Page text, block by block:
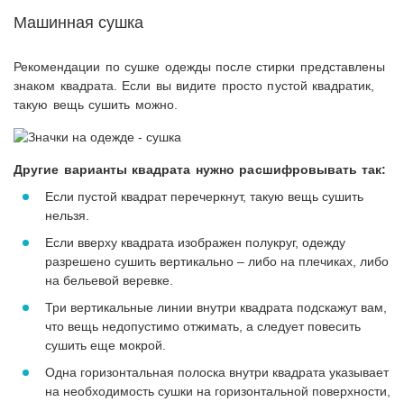
Машинная сушка
Рекомендации по сушке одежды после стирки представлены
знаком квадрата. Если вы видите просто пустой квадратик,
такую вещь сушить можно.
Другие варианты квадрата нужно расшифровывать так:
Если пустой квадрат перечеркнут, такую вещь сушить
нельзя.
Если вверху квадрата изображен полукруг, одежду
разрешено сушить вертикально – либо на плечиках, либо
на бельевой веревке.
Три вертикальные линии внутри квадрата подскажут вам,
что вещь недопустимо отжимать, а следует повесить
сушить еще мокрой.
Одна горизонтальная полоска внутри квадрата указывает
на необходимость сушки на горизонтальной поверхности,